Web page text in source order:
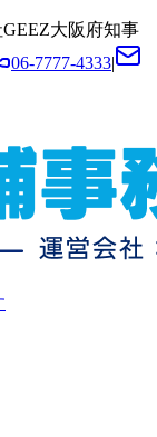
大阪府知事
06-7777-4333|